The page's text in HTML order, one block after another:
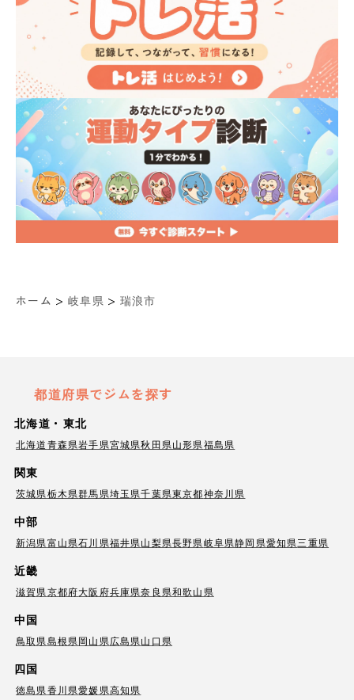
ホーム > 岐阜県 > 瑞浪市
都道府県でジムを探す
北海道・東北
北海道青森県岩手県宮城県秋田県山形県福島県
関東
茨城県栃木県群馬県埼玉県千葉県東京都神奈川県
中部
新潟県富山県石川県福井県山梨県長野県岐阜県静岡県愛知県三重県
近畿
滋賀県京都府大阪府兵庫県奈良県和歌山県
中国
鳥取県島根県岡山県広島県山口県
四国
徳島県香川県愛媛県高知県